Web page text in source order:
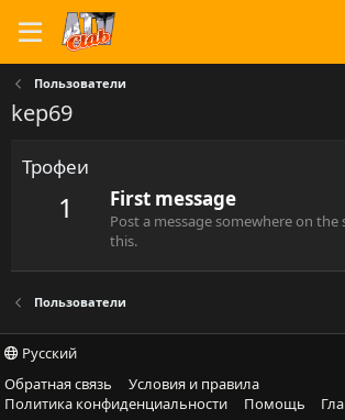
Пользователи
kep69
Трофеи
1 First message
Post a message somewhere on the
this.
Пользователи
Русский
Обратная связь
Условия и правила
Политика конфиденциальности
Помощь